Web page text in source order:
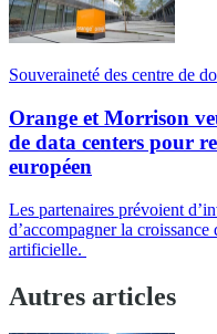
Souveraineté des centre de
Orange et Morrison
de data centers pour
européen
Les partenaires prévoient
d’accompagner la
artificielle.
Autres articles